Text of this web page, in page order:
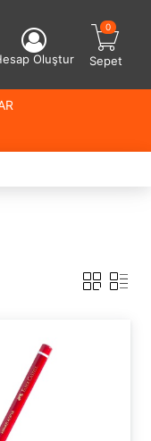
Sepet
0
Oluştur